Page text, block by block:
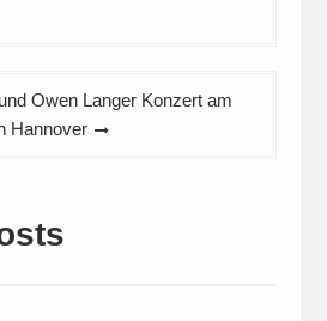
Owen Langer Konzert am
Hannover